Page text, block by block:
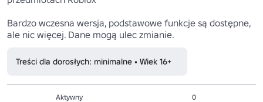
Bardzo wczesna wersja, podstawowe funkcje są dostępne,
ale nic więcej. Dane mogą ulec zmianie.
Treści dla dorosłych: minimalne • Wiek 16+
Aktywny
0